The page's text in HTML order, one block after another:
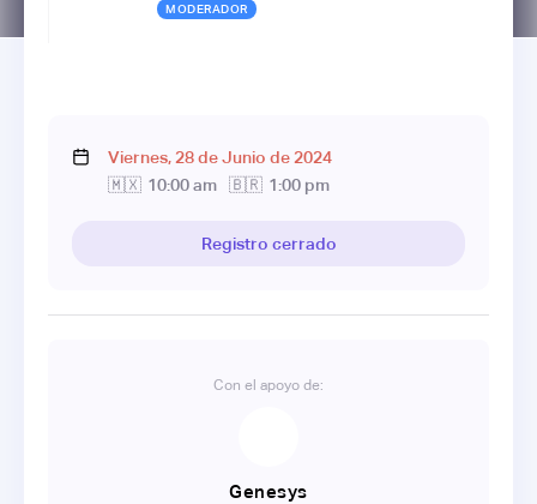
MODERADOR
Viernes, 28deJunio de 2024
🇲🇽 10:00 am 🇧🇷 1:00 pm
Registro cerrado
Con el apoyo de:
Genesys